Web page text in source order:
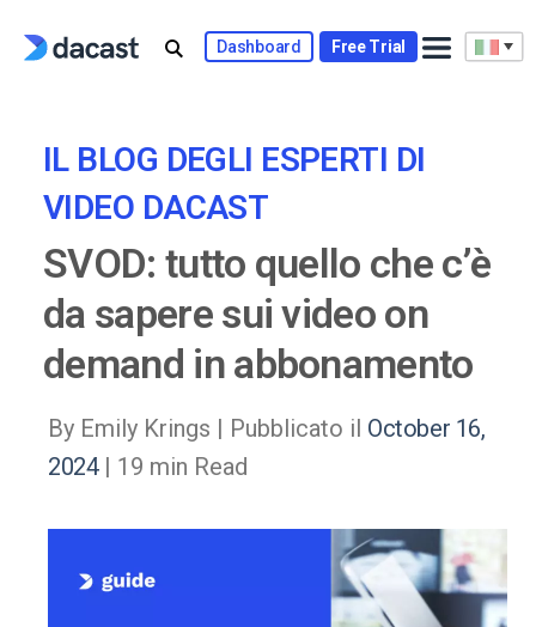
Dashboard Free Trial
IL BLOG DEGLI ESPERTI DI
VIDEO DACAST
SVOD: tutto quello che c’è
da sapere sui video on
demand in abbonamento
By Emily Krings | Pubblicato il October 16,
2024| 19 min Read